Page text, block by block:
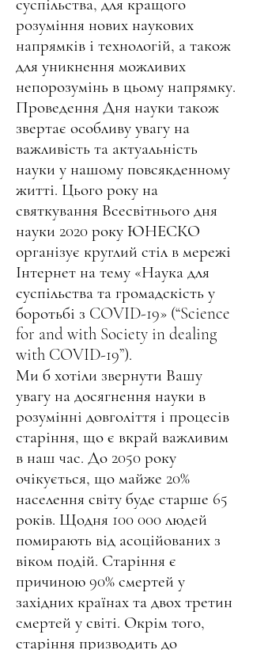
суспільства, для кращого
розуміння нових наукових
напрямків і технологій, а також
для уникнення можливих
непорозумінь в цьому напрямку.
Проведення Дня науки також
звертає особливу увагу на
важливість та актуальність
науки у нашому повсякденному
житті. Цього року на
святкування Всесвітнього дня
науки 2020 року ЮНЕСКО
організує круглий стіл в мережі
Інтернет на тему «Наука для
суспільства та громадскість у
боротьбі з COVID-19» (“Science
for and with Society in dealing
with COVID-19”).
Ми б хотіли звернути Вашу
увагу на досягнення науки в
розумінні довголіття і процесів
старіння, що є вкрай важливим
в наш час. До 2050 року
очікується, що майже 20%
населення світу буде старше 65
років. Щодня 100 000 людей
помирають від асоційованих з
віком подій. Старіння є
причиною 90% смертей у
західних країнах та двох третин
смертей у світі. Окрім того,
старіння призводить до